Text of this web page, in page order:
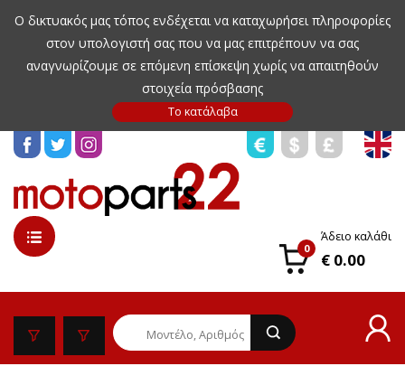
Ο δικτυακός μας τόπος ενδέχεται να καταχωρήσει πληροφορίες
στον υπολογιστή σας που να μας επιτρέπουν να σας
αναγνωρίζουμε σε επόμενη επίσκεψη χωρίς να απαιτηθούν
στοιχεία πρόσβασης
0
Άδειο καλάθι
€ 0.00